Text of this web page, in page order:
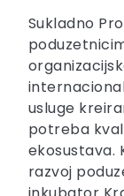
Sukladno
usluge
potreba
ekosustava.
razvoj